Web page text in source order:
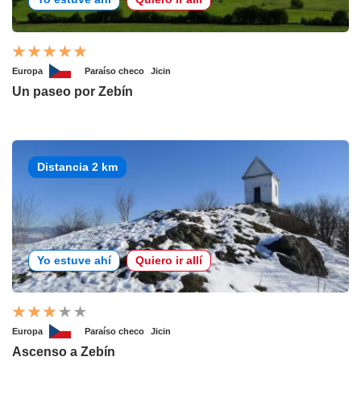
Europa Paraíso checo Jicin
Un paseo por Zebín
Distancia 2 km
Yo estuve ahí Quiero ir allí
Europa Paraíso checo Jicin
Ascenso a Zebín